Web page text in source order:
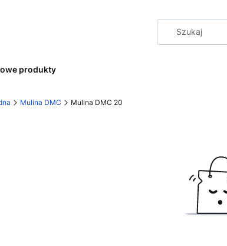
produkty
Mulina DMC Mulina DMC 20